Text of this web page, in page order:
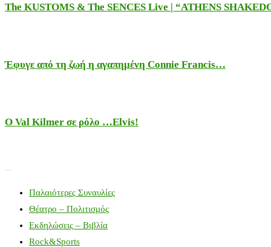
The KUSTOMS & The SENCES Live | “ATHENS
Έφυγε από τη ζωή η αγαπημένη Connie Francis…
Ο Val Kilmer σε ρόλο …Elvis!
Παλαιότερες Συναυλίες
Θέατρο – Πολιτισμός
Εκδηλώσεις – Βιβλία
Rock&Sports